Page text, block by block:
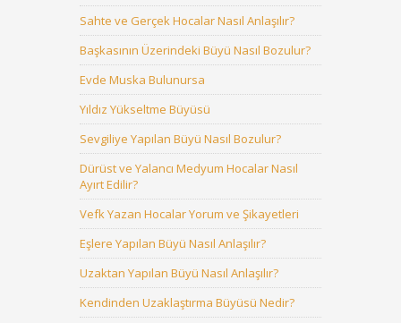
Sahte ve Gerçek Hocalar Nasıl Anlaşılır?
Başkasının Üzerindeki Büyü Nasıl Bozulur?
Evde Muska Bulunursa
Yıldız Yükseltme Büyüsü
Sevgiliye Yapılan Büyü Nasıl Bozulur?
Dürüst ve Yalancı Medyum Hocalar Nasıl
Ayırt Edilir?
Vefk Yazan Hocalar Yorum ve Şikayetleri
Eşlere Yapılan Büyü Nasıl Anlaşılır?
Uzaktan Yapılan Büyü Nasıl Anlaşılır?
Kendinden Uzaklaştırma Büyüsü Nedir?